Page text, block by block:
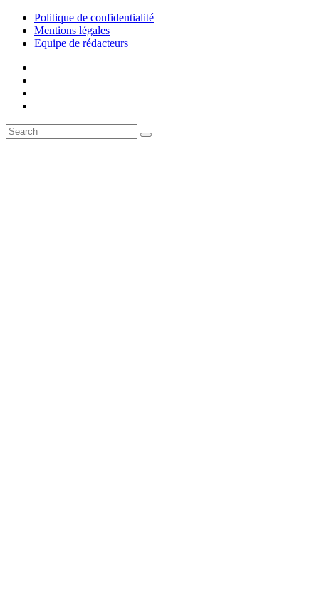
Politique de confidentialité
Mentions légales
Equipe de rédacteurs